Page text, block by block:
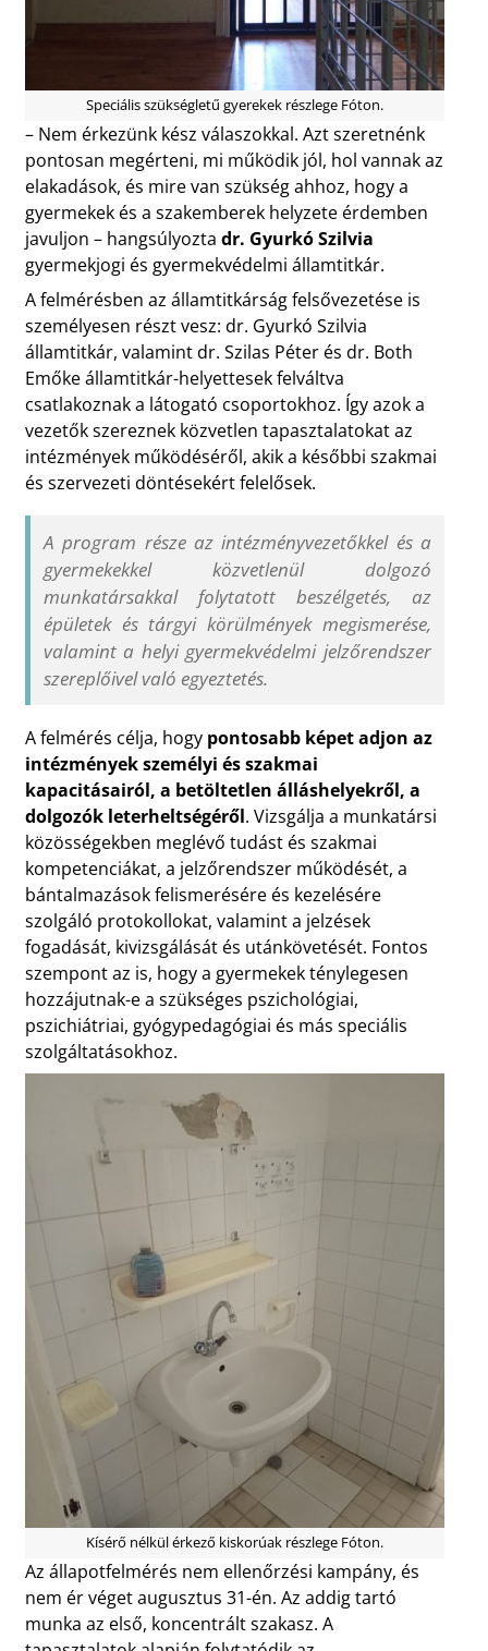
Speciális szükségletű gyerekek részlege Fóton.
– Nem érkezünk kész válaszokkal. Azt szeretnénk
pontosan megérteni, mi működik jól, hol vannak az
elakadások, és mire van szükség ahhoz, hogy a
gyermekek és a szakemberek helyzete érdemben
javuljon – hangsúlyozta dr. Gyurkó Szilvia
gyermekjogi és gyermekvédelmi államtitkár.
A felmérésben az államtitkárság felsővezetése is
személyesen részt vesz: dr. Gyurkó Szilvia
államtitkár, valamint dr. Szilas Péter és dr. Both
Emőke államtitkár-helyettesek felváltva
csatlakoznak a látogató csoportokhoz. Így azok a
vezetők szereznek közvetlen tapasztalatokat az
intézmények működéséről, akik a későbbi szakmai
és szervezeti döntésekért felelősek.
A program része az intézményvezetőkkel és a
gyermekekkel közvetlenül dolgozó
munkatársakkal folytatott beszélgetés, az
épületek és tárgyi körülmények megismerése,
valamint a helyi gyermekvédelmi jelzőrendszer
szereplőivel való egyeztetés.
A felmérés célja, hogy pontosabb képet adjon az
intézmények személyi és szakmai
kapacitásairól, a betöltetlen álláshelyekről, a
dolgozók leterheltségéről. Vizsgálja a munkatársi
közösségekben meglévő tudást és szakmai
kompetenciákat, a jelzőrendszer működését, a
bántalmazások felismerésére és kezelésére
szolgáló protokollokat, valamint a jelzések
fogadását, kivizsgálását és utánkövetését. Fontos
szempont az is, hogy a gyermekek ténylegesen
hozzájutnak-e a szükséges pszichológiai,
pszichiátriai, gyógypedagógiai és más speciális
szolgáltatásokhoz.
Kísérő nélkül érkező kiskorúak részlege Fóton.
Az állapotfelmérés nem ellenőrzési kampány, és
nem ér véget augusztus 31-én. Az addig tartó
munka az első, koncentrált szakasz. A